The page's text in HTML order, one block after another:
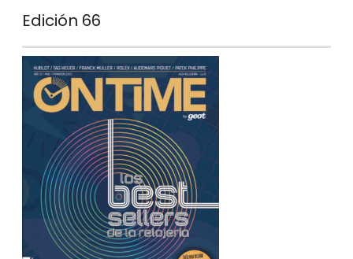
Edición 66